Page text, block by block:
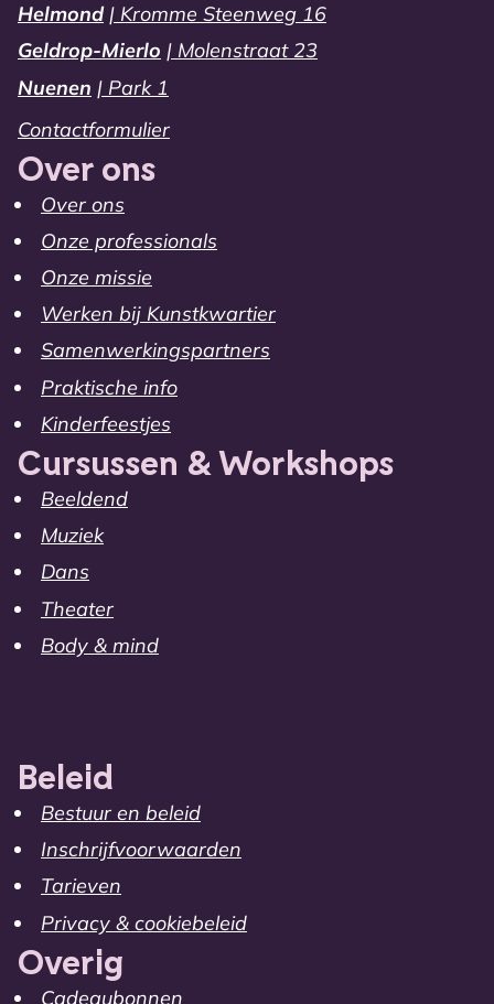
Helmond | Kromme Steenweg 16
Geldrop-Mierlo | Molenstraat 23
Nuenen | Park 1
Contactformulier
Over ons
Over ons
Onze professionals
Onze missie
Werken bij Kunstkwartier
Samenwerkingspartners
Praktische info
Kinderfeestjes
Cursussen & Workshops
Beeldend
Muziek
Dans
Theater
Body & mind
Beleid
Bestuur en beleid
Inschrijfvoorwaarden
Tarieven
Privacy & cookiebeleid
Overig
Cadeaubonnen